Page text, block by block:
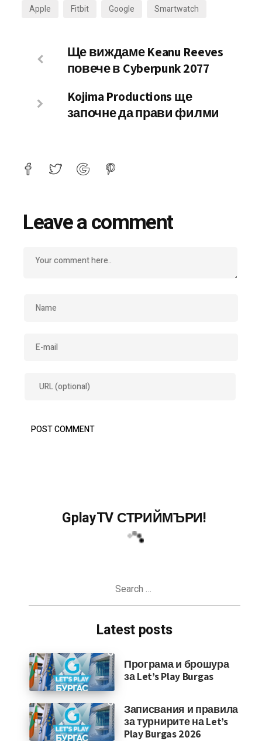
Apple Fitbit Google Smartwatch
Ще виждаме Keanu Reeves
повече в Cyberpunk 2077
Kojima Productions ще
започне да прави филми
Leave a comment
GplayTV СТРИЙМЪРИ!
Latest posts
Програма и брошура
за Let’s Play Burgas
Записвания и правила
за турнирите на Let’s
Play Burgas 2026